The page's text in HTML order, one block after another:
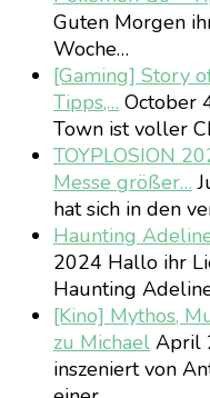
Guten Morgen
Woche…
[Gaming] Story
Tipps,… October
Town ist voller
TOYPLOSION
Messe größer…
hat sich in den
Haunting
2024 Hallo ihr
Haunting
[Kino] Mythos,
zu Michael April
inszeniert von